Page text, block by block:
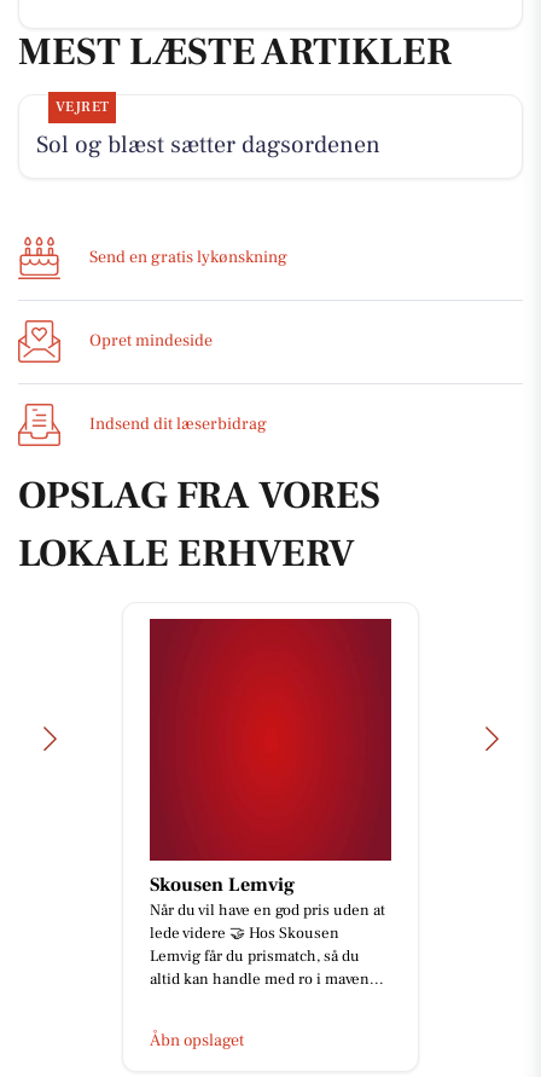
MEST LÆSTE ARTIKLER
VEJRET
Sol og blæst sætter dagsordenen
Send en gratis lykønskning
Opret mindeside
Indsend dit læserbidrag
OPSLAG FRA VORES
LOKALE ERHVERV
Skousen Lemvig
Når du vil have en god pris uden at
lede videre 🤝 Hos Skousen
Lemvig får du prismatch, så du
altid kan handle med ro i maven...
Åbn opslaget